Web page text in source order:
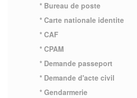
* Bureau de poste
* Carte nationale identite
* CAF
* CPAM
* Demande passeport
* Demande d'acte civil
* Gendarmerie